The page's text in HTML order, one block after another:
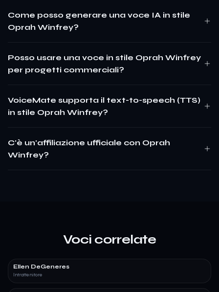
Come posso generare una voce IA in stile
Oprah Winfrey?
Posso usare una voce in stile Oprah Winfrey
per progetti commerciali?
VoiceMate supporta il text-to-speech (TTS)
in stile Oprah Winfrey?
C'è un'affiliazione ufficiale con Oprah
Winfrey?
Voci correlate
Ellen DeGeneres
Intrattenitore